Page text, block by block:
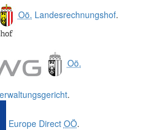
Oö. Landesrechnungshof.
Oö.
.
Europe Direct OÖ.